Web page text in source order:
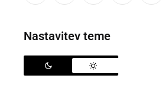
Nastavitev teme
Letos so
IzberitePrlekijo kot